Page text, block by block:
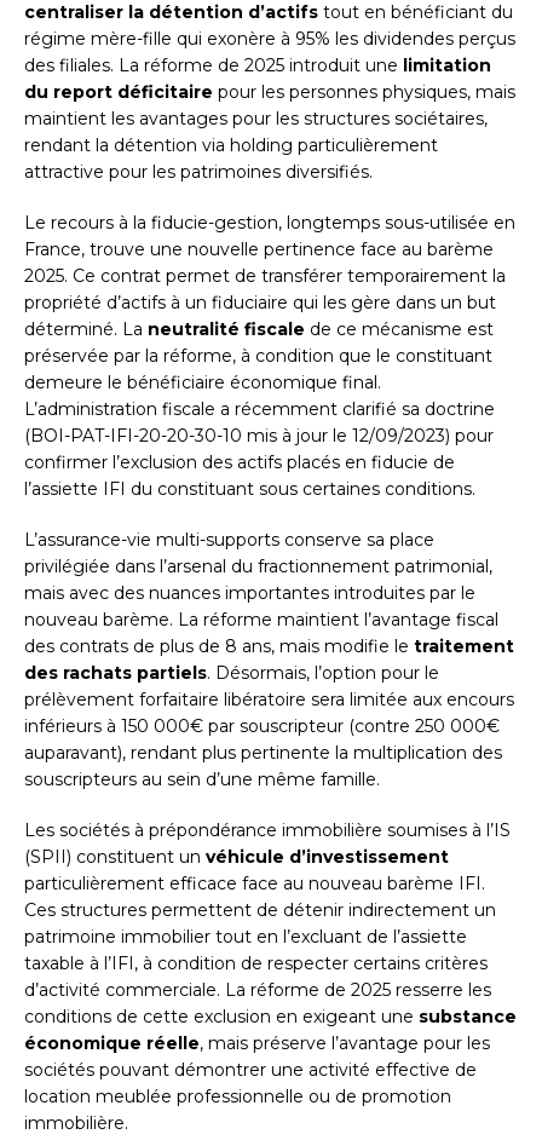
centraliser la détention d’actifs tout en bénéficiant du
régime mère-fille qui exonère à 95% les dividendes perçus
des filiales. La réforme de 2025 introduit une limitation
du report déficitaire pour les personnes physiques, mais
maintient les avantages pour les structures sociétaires,
rendant la détention via holding particulièrement
attractive pour les patrimoines diversifiés.
Le recours à la fiducie-gestion, longtemps sous-utilisée en
France, trouve une nouvelle pertinence face au barème
2025. Ce contrat permet de transférer temporairement la
propriété d’actifs à un fiduciaire qui les gère dans un but
déterminé. La neutralité fiscale de ce mécanisme est
préservée par la réforme, à condition que le constituant
demeure le bénéficiaire économique final.
L’administration fiscale a récemment clarifié sa doctrine
(BOI-PAT-IFI-20-20-30-10 mis à jour le 12/09/2023) pour
confirmer l’exclusion des actifs placés en fiducie de
l’assiette IFI du constituant sous certaines conditions.
L’assurance-vie multi-supports conserve sa place
privilégiée dans l’arsenal du fractionnement patrimonial,
mais avec des nuances importantes introduites par le
nouveau barème. La réforme maintient l’avantage fiscal
des contrats de plus de 8 ans, mais modifie le traitement
des rachats partiels. Désormais, l’option pour le
prélèvement forfaitaire libératoire sera limitée aux encours
inférieurs à 150 000€ par souscripteur (contre 250 000€
auparavant), rendant plus pertinente la multiplication des
souscripteurs au sein d’une même famille.
Les sociétés à prépondérance immobilière soumises à l’IS
(SPII) constituent un véhicule d’investissement
particulièrement efficace face au nouveau barème IFI.
Ces structures permettent de détenir indirectement un
patrimoine immobilier tout en l’excluant de l’assiette
taxable à l’IFI, à condition de respecter certains critères
d’activité commerciale. La réforme de 2025 resserre les
conditions de cette exclusion en exigeant une substance
économique réelle, mais préserve l’avantage pour les
sociétés pouvant démontrer une activité effective de
location meublée professionnelle ou de promotion
immobilière.